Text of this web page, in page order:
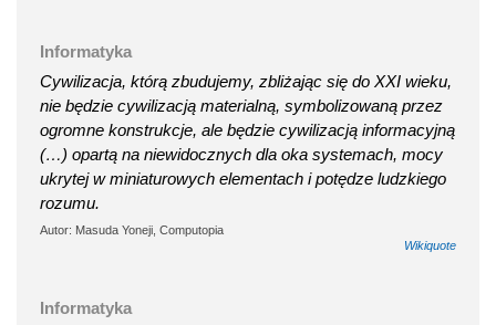
Informatyka
Cywilizacja, którą zbudujemy, zbliżając się do XXI wieku,
nie będzie cywilizacją materialną, symbolizowaną przez
ogromne konstrukcje, ale będzie cywilizacją informacyjną
(…) opartą na niewidocznych dla oka systemach, mocy
ukrytej w miniaturowych elementach i potędze ludzkiego
rozumu.
Autor: Masuda Yoneji, Computopia
Wikiquote
Informatyka